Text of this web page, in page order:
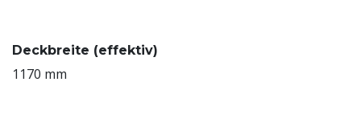
Deckbreite (effektiv)
1170 mm